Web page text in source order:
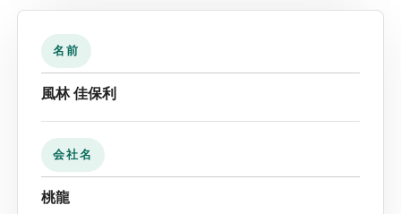
名前
風林 佳保利
会社名
桃龍